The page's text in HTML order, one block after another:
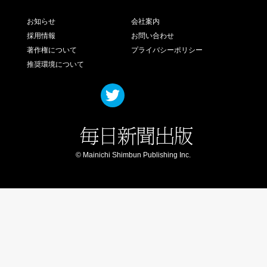
お知らせ
会社案内
採用情報
お問い合わせ
著作権について
プライバシーポリシー
推奨環境について
© Mainichi Shimbun Publishing Inc.